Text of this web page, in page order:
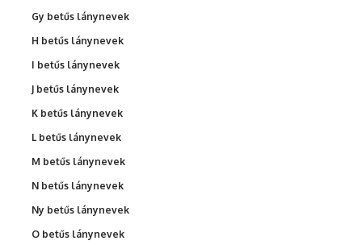
Gy betűs lánynevek
H betűs lánynevek
I betűs lánynevek
J betűs lánynevek
K betűs lánynevek
L betűs lánynevek
M betűs lánynevek
N betűs lánynevek
Ny betűs lánynevek
O betűs lánynevek